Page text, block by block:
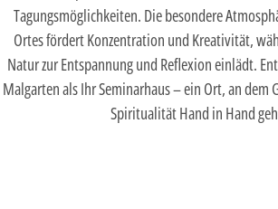
Tagungsmöglichkeiten. Die besondere
Ortes fördert Konzentration und Kreativität,
Natur zur Entspannung und Reflexion einlädt.
Malgarten als Ihr Seminarhaus – ein Ort, an dem
Spiritualität Hand in Hand